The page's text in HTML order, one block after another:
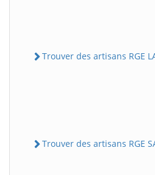
Trouver des artisans RGE
Trouver des artisans RGE